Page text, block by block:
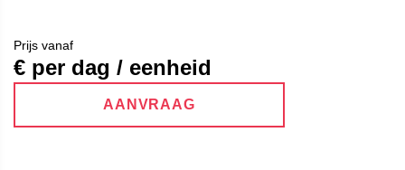
Prijs vanaf
€ per dag / eenheid
AANVRAAG